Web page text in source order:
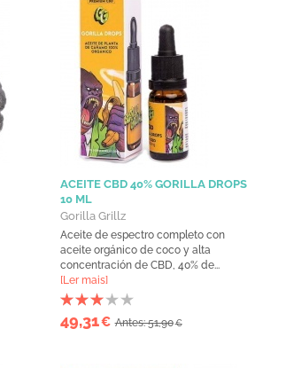
ACEITE CBD 40% GORILLA DROPS
10 ML
Gorilla Grillz
Aceite de espectro completo con
aceite orgánico de coco y alta
concentración de CBD, 40% de...
[Ler mais]
49,31€ Antes: 51,90€